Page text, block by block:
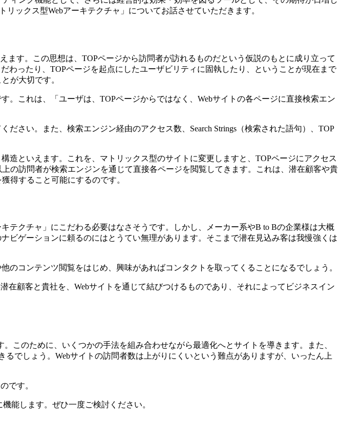
ックス型Webアーキテクチャ」についてお話させていただきます。
す。この思想は、TOPページから訪問者が訪れるものだという仮説のもとに成り立って
わったり、TOPページを起点にしたユーザビリティに固執したり、ということが現在まで
が大切です。
これは、「ユーザは、TOPページからではなく、Webサイトの各ページに直接検索エン
さい。また、検索エンジン経由のアクセス数、Search Strings（検索された語句）、TOP
造といえます。これを、マトリックス型のサイトに変更しますと、TOPページにアクセス
の訪問者が検索エンジンを通じて直接各ページを閲覧してきます。これは、潜在顧客や貴
得すること可能にするのです。
テクチャ」にこだわる必要はなさそうです。しかし、メーカー系やB to Bの企業様は大概
ビゲーションに頼るのにはとうてい無理があります。そこまで潜在見込み客は我慢強くは
コンテンツ閲覧をはじめ、興味があればコンタクトを取ってくることになるでしょう。
顧客と貴社を、Webサイトを通じて結びつけるものであり、それによってビジネスイン
このために、いくつかの手法を組み合わせながら最適化へとサイトを導きます。また、
でしょう。Webサイトの訪問者数は上がりにくいという難点がありますが、いったん上
です。
能します。ぜひ一度ご検討ください。